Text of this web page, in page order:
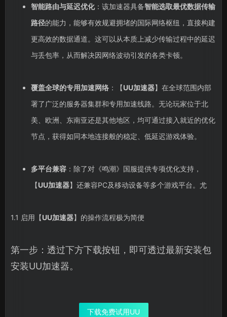
智能路由与延迟优化：该加速器具备智能选取最优数据传输
路径的能力，能够有效规避拥堵的国际网络枢纽，直接构建
更高效的数据通道。这可以从本质上减少传输过程中的延迟
与丢包率，从而解决因网络波动引发的各类卡顿。
覆盖全球的专用加速网络：【UU加速器】在全球范围内部
署了广泛的服务器集群和专用加速线路。无论玩家位于北
美、欧洲、东南亚还是其他地区，均可通过接入就近的优化
节点，获得如同本地连接般的稳定、低延迟游戏体验。
多平台兼容：除了对《鸣潮》国服提供专项优化支持，
【UU加速器】还兼容PC及移动设备等多个游戏平台。尤
1.1 启用【UU加速器】的操作流程极为简便
第一步：透过下方下载按钮，即可透过最新安装包
安装UU加速器。
下载免费试用UU